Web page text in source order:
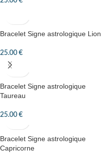
Bracelet Signe astrologique Lion
25.00 €
Bracelet Signe astrologique
Taureau
25.00 €
Bracelet Signe astrologique
Capricorne